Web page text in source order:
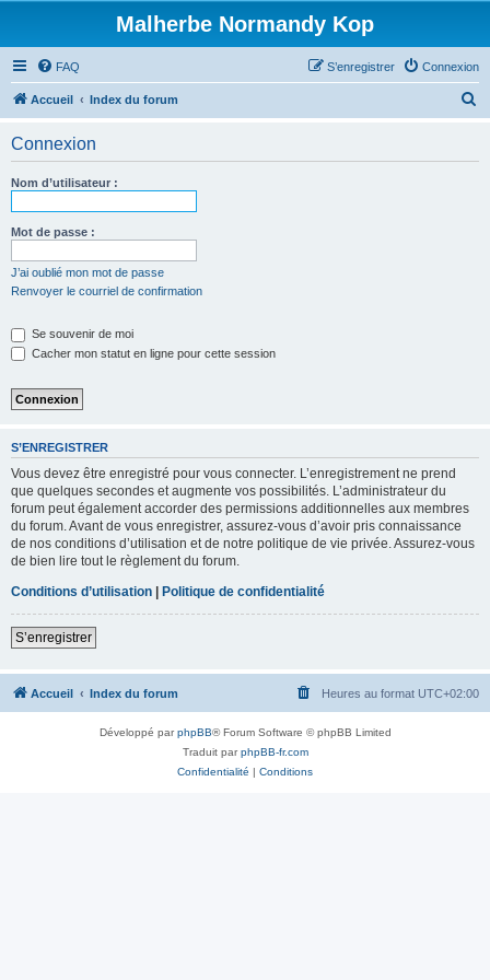
Malherbe Normandy Kop
FAQ Connexion
S’enregistrer
Accueil Index du forum
Connexion
Nom d’utilisateur :
Mot de passe :
J’ai oublié mon mot de passe
Renvoyer le courriel de confirmation
Se souvenir de moi
Cacher mon statut en ligne pour cette session
S’ENREGISTRER
Vous devez être enregistré pour vous connecter. L’enregistrement ne prend
que quelques secondes et augmente vos possibilités. L’administrateur du
forum peut également accorder des permissions additionnelles aux membres
du forum. Avant de vous enregistrer, assurez-vous d’avoir pris connaissance
de nos conditions d’utilisation et de notre politique de vie privée. Assurez-vous
de bien lire tout le règlement du forum.
Conditions d’utilisation | Politique de confidentialité
S’enregistrer
Accueil Index du forum Heures au format UTC+02:00
Développé parphpBB® Forum Software © phpBB Limited
Traduit parphpBB-fr.com
Confidentialité | Conditions